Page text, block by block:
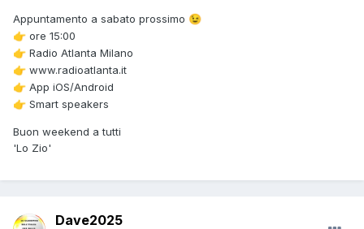
Appuntamento a sabato prossimo 😉
👉 ore 15:00
👉 Radio Atlanta Milano
👉 www.radioatlanta.it
👉 App iOS/Android
👉 Smart speakers
Buon weekend a tutti
'Lo Zio'
Dave2025